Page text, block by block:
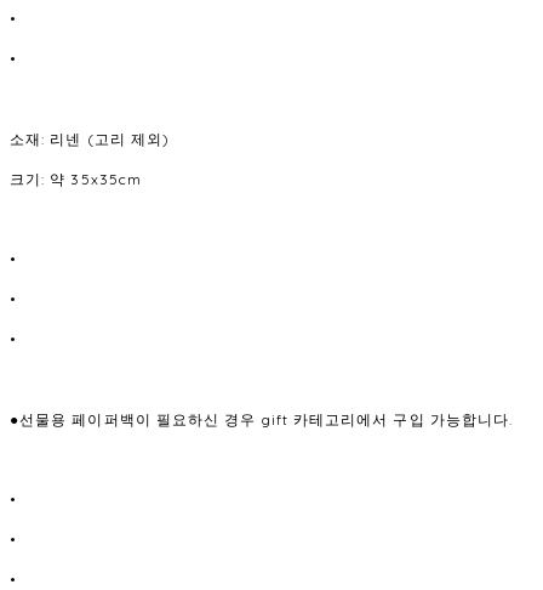
•
•
소재: 리넨 (고리 제외)
크기: 약 35x35cm
•
•
•
●선물용 페이퍼백이 필요하신 경우 gift 카테고리에서 구입 가능합니다.
•
•
•